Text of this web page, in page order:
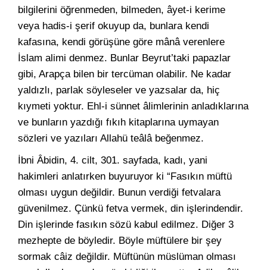
bilgilerini öğrenmeden, bilmeden, âyet-i kerime
veya hadis-i şerif okuyup da, bunlara kendi
kafasına, kendi görüşüne göre mânâ verenlere
İslam alimi denmez. Bunlar Beyrut’taki papazlar
gibi, Arapça bilen bir tercüman olabilir. Ne kadar
yaldızlı, parlak söyleseler ve yazsalar da, hiç
kıymeti yoktur. Ehl-i sünnet âlimlerinin anladıklarına
ve bunların yazdığı fıkıh kitaplarına uymayan
sözleri ve yazıları Allahü teâlâ beğenmez.
İbni Âbidin, 4. cilt, 301. sayfada, kadı, yani
hakimleri anlatırken buyuruyor ki “Fasıkın müftü
olması uygun değildir. Bunun verdiği fetvalara
güvenilmez. Çünkü fetva vermek, din işlerindendir.
Din işlerinde fasıkın sözü kabul edilmez. Diğer 3
mezhepte de böyledir. Böyle müftülere bir şey
sormak câiz değildir. Müftünün müslüman olması